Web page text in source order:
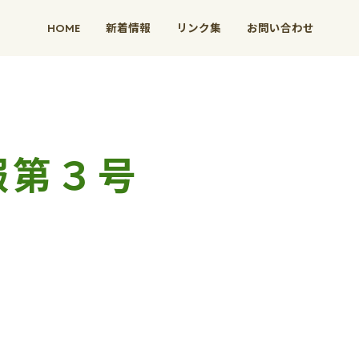
HOME 新着情報 リンク集 お問い合わせ
３号